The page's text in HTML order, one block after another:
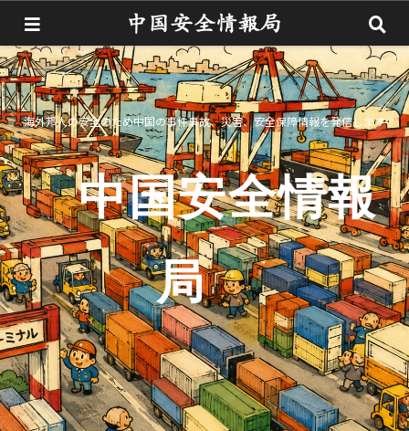
海外邦人の安全のため中国の事件事故、災害、安全保障情報を発信します
中国安全情報
局